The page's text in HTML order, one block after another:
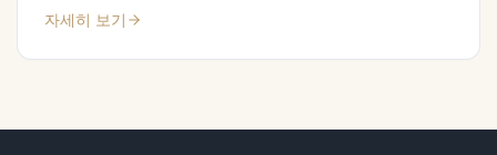
자세히 보기